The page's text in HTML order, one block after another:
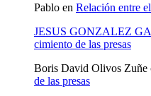
Pablo en Relación entre
JESUS GONZALEZ
cimiento de las presas
Boris David Olivos Zuñe
de las presas